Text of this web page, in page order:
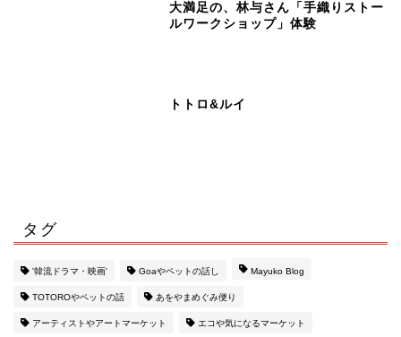
大満足の、林与さん「手織りストー
ルワークショップ」体験
トトロ&ルイ
タグ
'韓流ドラマ・映画' Goaやペットの話し Mayuko Blog
TOTOROやペットの話 あをやまめぐみ便り
アーティストやアートマーケット エコや気になるマーケット
ホーム